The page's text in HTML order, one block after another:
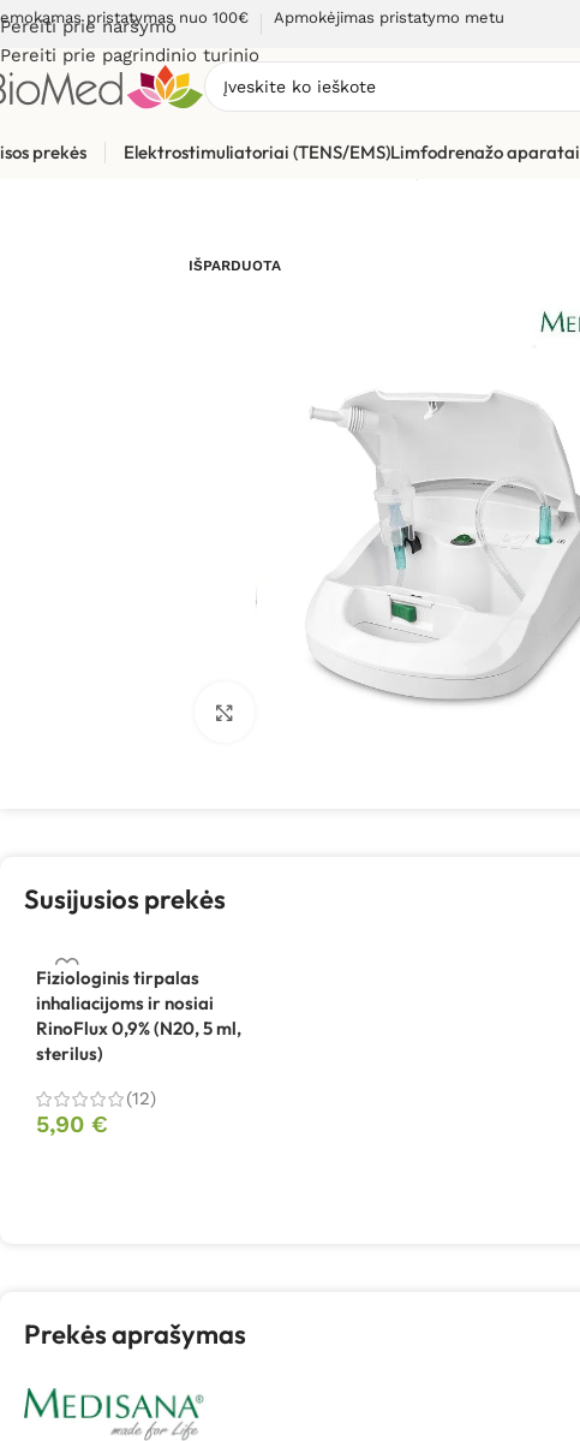
Pereiti prie naršymo
Pereiti prie pagrindinio turinio
pristatymas nuo 100€ Apmokėjimas pristatymo metu
prekės Elektrostimuliatoriai (TENS/EMS)Limfodrenažo aparatai
Sveikatos priežiūrai
IŠPARDUOTA
Spustelėkite, kad padidintumėte
Susijusios prekės
Fiziologinis tirpalas
inhaliacijoms ir nosiai
RinoFlux 0,9% (N20, 5 ml,
sterilus)
(12)
5,90 €
Prekės aprašymas